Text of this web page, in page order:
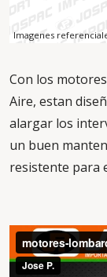
Imagenes
Con los
Aire, estan
alargar los
un buen
resistente para